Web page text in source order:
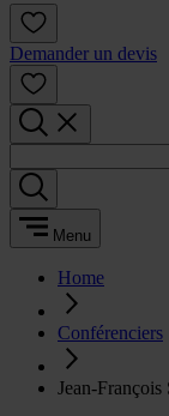
Demander un devis
Menu
Home
Conférenciers
Jean-François